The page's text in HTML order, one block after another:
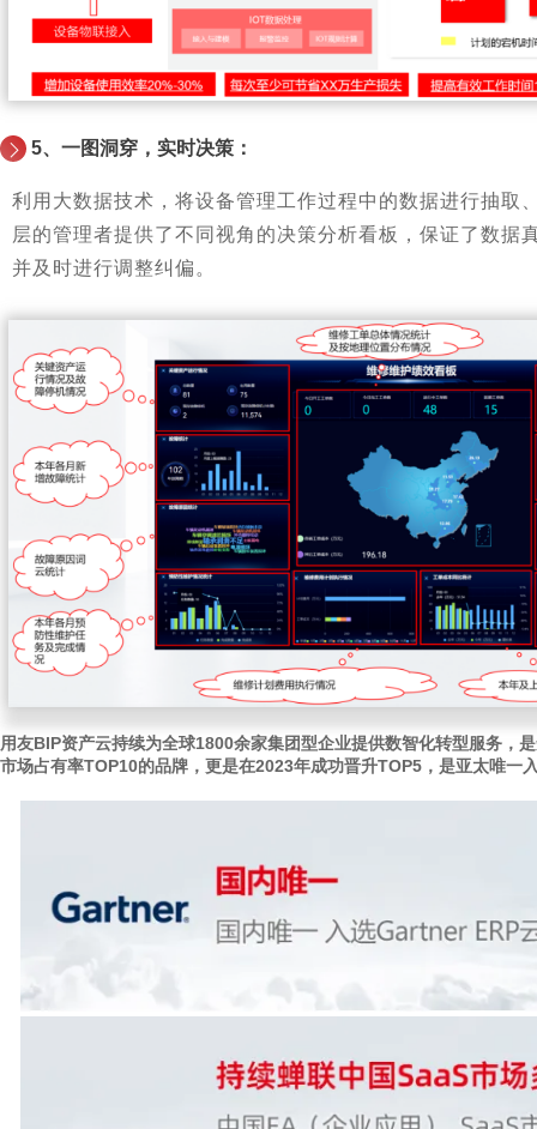
5、一图洞穿，实时决策：
利用大数据技术，将设备管理工作过程中的数据进行抽取
层的管理者提供了不同视角的决策分析看板，保证了数据
并及时进行调整纠偏。
用友BIP资产云持续为全球1800余家集团型企业提供数智化转型服务，
市场占有率TOP10的品牌，更是在2023年成功晋升TOP5，是亚太唯一